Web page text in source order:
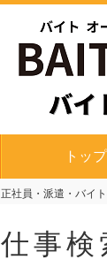
トップ
正社員・派遣・バイ
仕事検